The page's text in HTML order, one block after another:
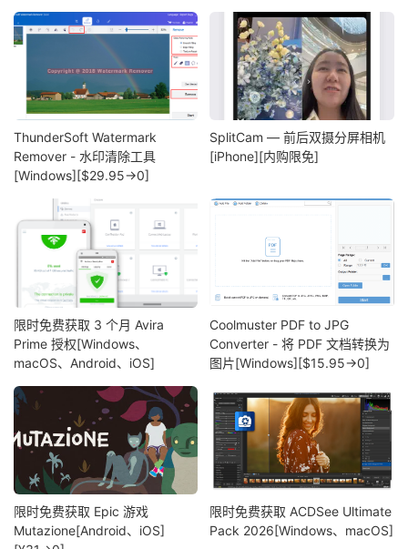
ThunderSoft Watermark
Remover - 水印清除工具
[Windows][$29.95→0]
SplitCam — 前后双摄分屏相机
[iPhone][内购限免]
限时免费获取 3 个月 Avira
Prime 授权[Windows、
macOS、Android、iOS]
Coolmuster PDF to JPG
Converter - 将 PDF 文档转换为
图片[Windows][$15.95→0]
限时免费获取 Epic 游戏
Mutazione[Android、iOS]
限时免费获取 ACDSee Ultimate
Pack 2026[Windows、macOS]